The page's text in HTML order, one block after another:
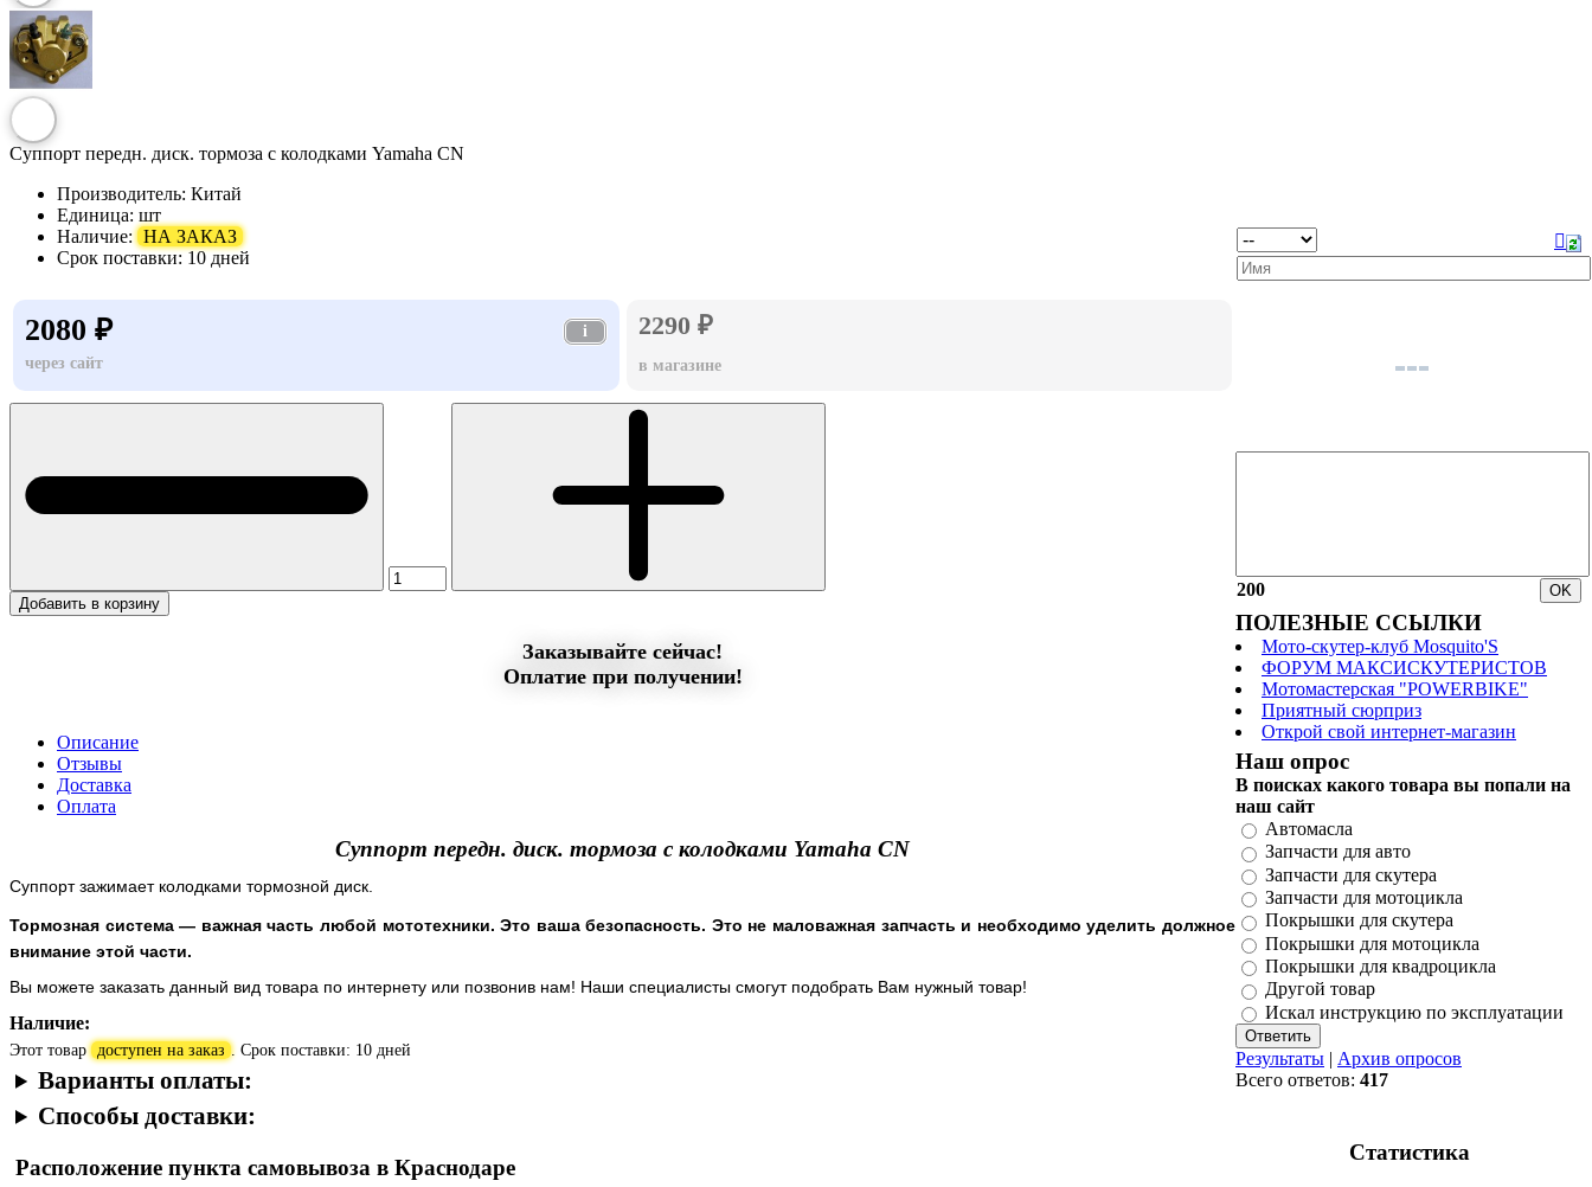
Суппорт передн. диск. тормоза с колодками Yamaha CN
Производитель: Китай
Единица: шт
Наличие: НА ЗАКАЗ
Срок поставки: 10 дней
2080 ₽
i
через сайт
2290 ₽
в магазине
Добавить в корзину
Заказывайте сейчас!
Оплатие при получении!
Описание
Отзывы
Доставка
Оплата
Суппорт передн. диск. тормоза с колодками Yamaha CN
Суппорт зажимает колодками тормозной диск.
Тормозная система — важная часть любой мототехники. Это ваша безопасность. Это не маловажная запчасть и необходимо уделить должное
внимание этой части.
Вы можете заказать данный вид товара по интернету или позвонив нам! Наши специалисты смогут подобрать Вам нужный товар!
Наличие:
Этот товар доступен на заказ . Срок поставки: 10 дней
Варианты оплаты:
Способы доставки:
Расположение пункта самовывоза в Краснодаре
200
ПОЛЕЗНЫЕ ССЫЛКИ
Мото-скутер-клуб Mosquito'S
ФОРУМ МАКСИСКУТЕРИСТОВ
Мотомастерская "POWERBIKE"
Приятный сюрприз
Открой свой интернет-магазин
Наш опрос
В поисках какого товара вы попали на
наш сайт
Автомасла
Запчасти для авто
Запчасти для скутера
Запчасти для мотоцикла
Покрышки для скутера
Покрышки для мотоцикла
Покрышки для квадроцикла
Другой товар
Искал инструкцию по эксплуатации
Результаты | Архив опросов
Всего ответов: 417
Статистика